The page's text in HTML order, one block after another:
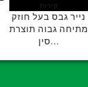
נייר גבס בעל חוזק
מתיחה גבוה תוצרת
סין...